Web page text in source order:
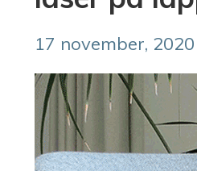
17 november, 2020